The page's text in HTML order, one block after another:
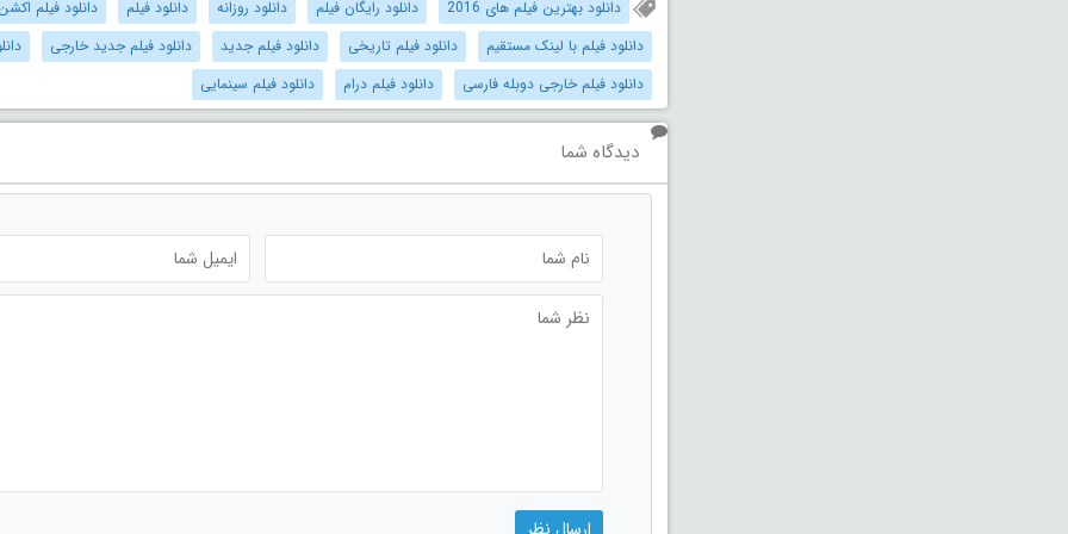
دانلود بهترین فیلم های 2016 دانلود رایگان فیلم دانلود روزانه دانلود فیلم
دانلود فیلم اکشن
دانلود فیلم با لینک مستقیم
دانلود فیلم تاریخی دانلود فیلم جدید دانلود فیلم جدید خارجی
دانلود فیلم خارجی دوبله فارسی
دانلود فیلم درام دانلود فیلم سینمایی
دیدگاه شما